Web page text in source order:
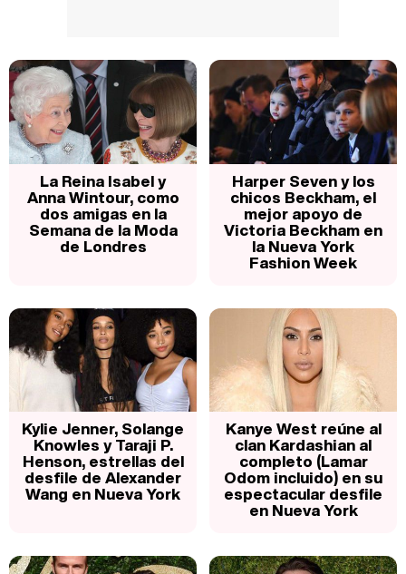
La Reina Isabel y
Anna Wintour, como
dos amigas en la
Semana de la Moda
de Londres
Harper Seven y los
chicos Beckham, el
mejor apoyo de
Victoria Beckham en
la Nueva York
Fashion Week
Kylie Jenner, Solange
Knowles y Taraji P.
Henson, estrellas del
desfile de Alexander
Wang en Nueva York
Kanye West reúne al
clan Kardashian al
completo (Lamar
Odom incluido) en su
espectacular desfile
en Nueva York